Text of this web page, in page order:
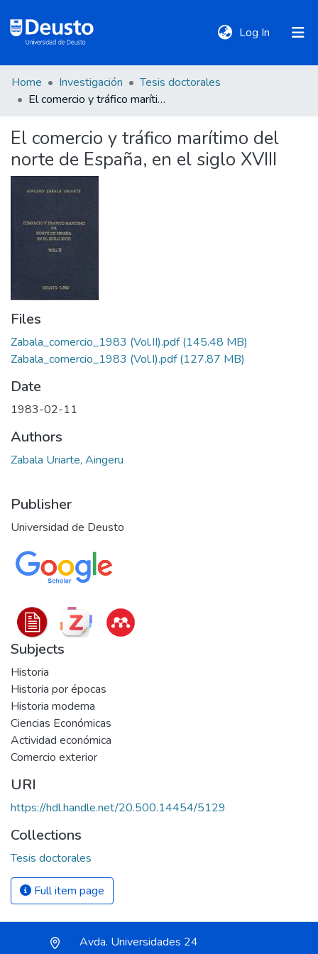
Log In (current)
DeustoTeka
Communities
&
Collections
All of DSpace
Policies
Home Investigación
Tesis doctorales
El comercio y tráfico marítimo del norte de España, en el siglo XVIII
El comercio y tráfico marítimo del
norte de España, en el siglo XVIII
Files
Zabala_comercio_1983 (Vol.II).pdf(145.48 MB)
Zabala_comercio_1983 (Vol.I).pdf(127.87 MB)
Date
1983-02-11
Authors
Zabala Uriarte, Aingeru
Publisher
Universidad de Deusto
Subjects
Historia
Historia por épocas
Historia moderna
Ciencias Económicas
Actividad económica
Comercio exterior
URI
https://hdl.handle.net/20.500.14454/5129
Collections
Tesis doctorales
Full item page
Avda. Universidades 24